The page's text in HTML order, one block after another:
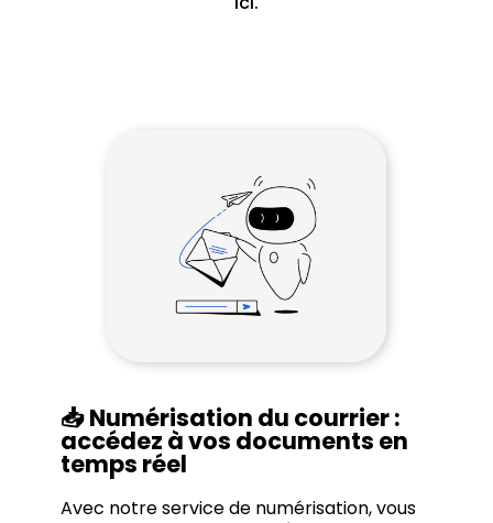
📥 Numérisation du courrier :
accédez à vos documents en
temps réel
Avec notre service de numérisation, vous